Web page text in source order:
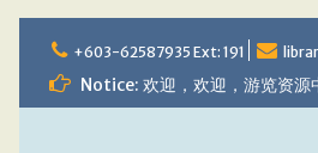
to
content
+603-62587935 Ext: 191
Notice: 欢迎，欢迎，游览资源